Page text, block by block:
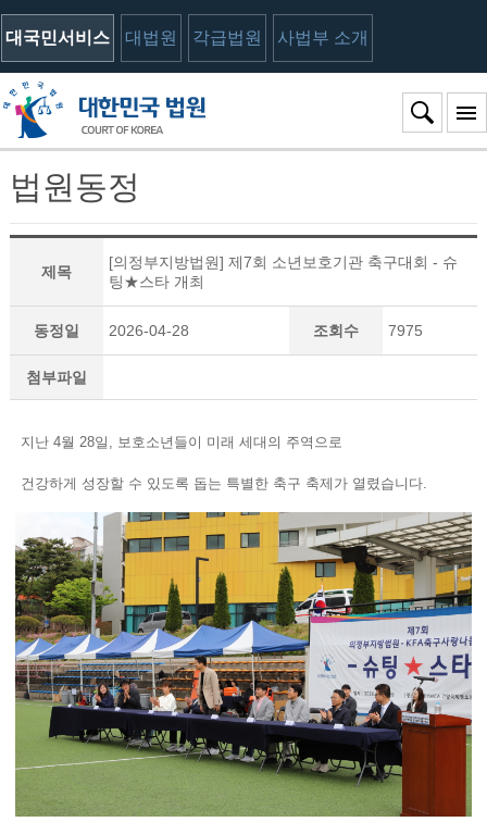
대국민서비스 대법원 각급법원 사법부 소개
법원동정
제목
[의정부지방법원] 제7회 소년보호기관 축구대회 - 슈
팅★스타 개최
동정일 2026-04-28 조회수 7975
첨부파일
지난 4월 28일, 보호소년들이 미래 세대의 주역으로
건강하게 성장할 수 있도록 돕는 특별한 축구 축제가 열렸습니다.